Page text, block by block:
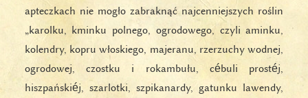
apteczkach nie mogło zabraknąć najcenniejszych roślin
„karolku, kminku polnego, ogrodowego, czyli aminku,
kolendry, kopru włoskiego, majeranu, rzerzuchy wodnej,
ogrodowej, czostku i rokambułu, cébuli prostéj,
hiszpańskiéj, szarlotki, szpikanardy, gatunku lawendy,